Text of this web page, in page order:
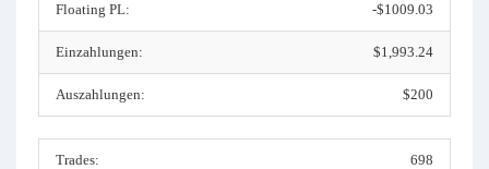
Floating PL: -$1009.03
Einzahlungen: $1,993.24
Auszahlungen: $200
Trades: 698